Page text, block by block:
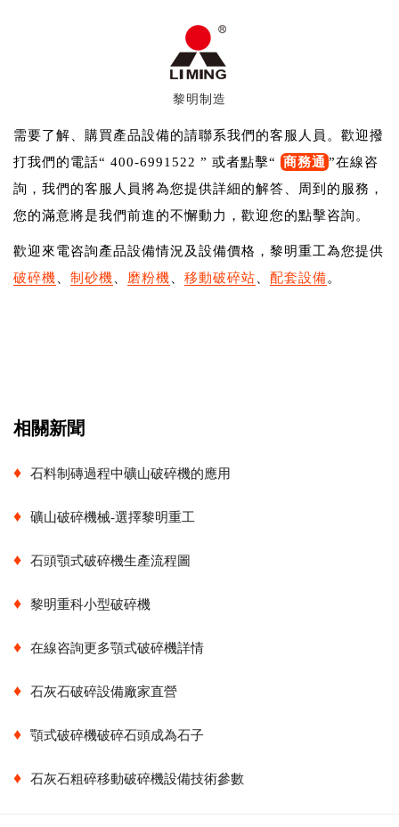
黎明制造
需要了解、購買產品設備的請聯系我們的客服人員。歡迎撥
打我們的電話“ 400-6991522 ” 或者點擊“
商務通 ”在線咨
詢，我們的客服人員將為您提供詳細的解答、周到的服務，
您的滿意將是我們前進的不懈動力，歡迎您的點擊咨詢。
歡迎來電咨詢產品設備情況及設備價格，黎明重工為您提供
破碎機、 制砂機、 磨粉機、 移動破碎站、 配套設備。
相關新聞
♦ 石料制磚過程中礦山破碎機的應用
♦ 礦山破碎機械-選擇黎明重工
♦ 石頭顎式破碎機生產流程圖
♦ 黎明重科小型破碎機
♦ 在線咨詢更多顎式破碎機詳情
♦ 石灰石破碎設備廠家直營
♦ 顎式破碎機破碎石頭成為石子
♦ 石灰石粗碎移動破碎機設備技術參數